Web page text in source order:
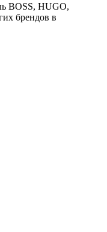
BOSS, HUGO,
брендов в